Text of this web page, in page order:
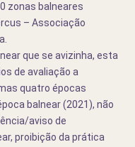
zonas balneares
– Associação
que se avizinha, esta
de avaliação a
quatro épocas
balnear (2021), não
aviso de
proibição da prática